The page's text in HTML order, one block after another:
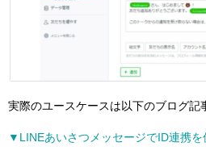
実際のユースケースは以下のブログ記
▼LINEあいさつメッセージでID連携を